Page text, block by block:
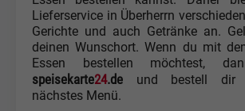
Lieferservice in Überherrn
Gerichte und auch Getränke an.
deinen Wunschort. Wenn du mit
Essen bestellen möchtest,
speisekarte24.de und bestell dir
nächstes Menü.